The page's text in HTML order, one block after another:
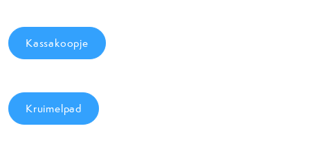
Kassakoopje
Kruimelpad